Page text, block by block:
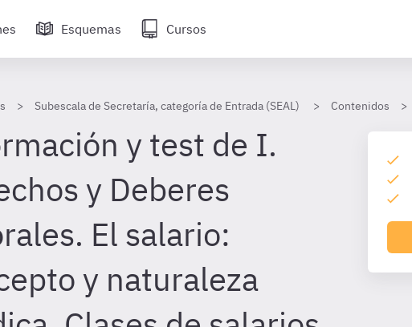
Esquemas Cursos
Subescala de Secretaría, categoría de Entrada (SEAL) Contenidos
y test de I.
y Deberes
El salario:
y naturaleza